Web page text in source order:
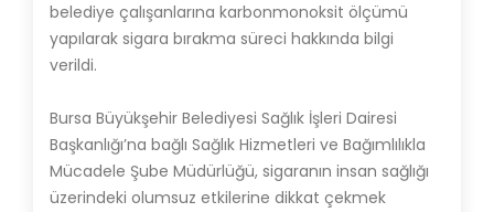
belediye çalışanlarına karbonmonoksit ölçümü
yapılarak sigara bırakma süreci hakkında bilgi
verildi.
Bursa Büyükşehir Belediyesi Sağlık İşleri Dairesi
Başkanlığı’na bağlı Sağlık Hizmetleri ve Bağımlılıkla
Mücadele Şube Müdürlüğü, sigaranın insan sağlığı
üzerindeki olumsuz etkilerine dikkat çekmek